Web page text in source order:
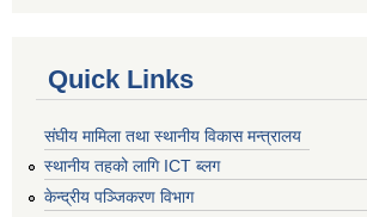
Quick Links
संघीय मामिला तथा स्थानीय विकास मन्त्रालय
स्थानीय तहको लागि ICT ब्लग
केन्द्रीय पञ्जिकरण विभाग